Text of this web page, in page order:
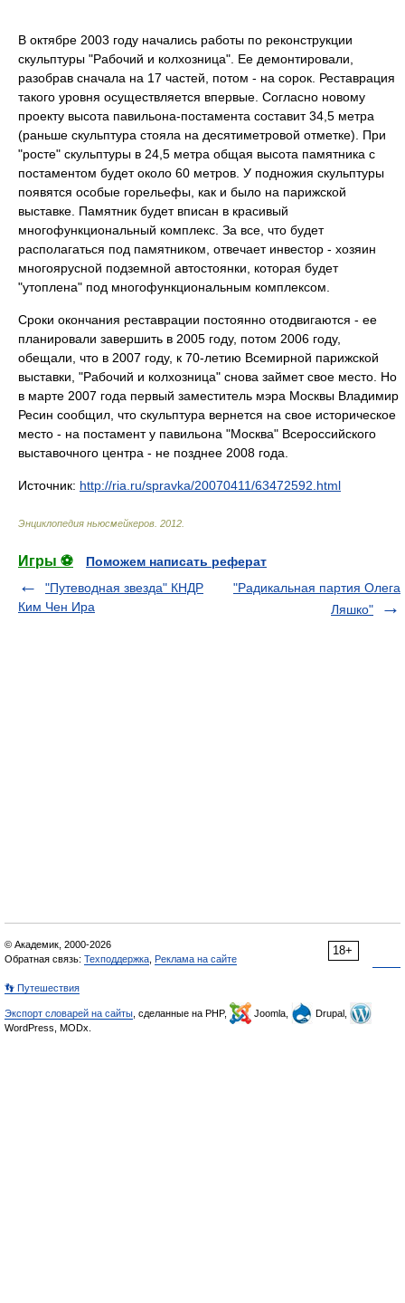
В октябре 2003 году начались работы по реконструкции
скульптуры "Рабочий и колхозница". Ее демонтировали,
разобрав сначала на 17 частей, потом - на сорок. Реставрация
такого уровня осуществляется впервые. Согласно новому
проекту высота павильона-постамента составит 34,5 метра
(раньше скульптура стояла на десятиметровой отметке). При
"росте" скульптуры в 24,5 метра общая высота памятника с
постаментом будет около 60 метров. У подножия скульптуры
появятся особые горельефы, как и было на парижской
выставке. Памятник будет вписан в красивый
многофункциональный комплекс. За все, что будет
располагаться под памятником, отвечает инвестор - хозяин
многоярусной подземной автостоянки, которая будет
"утоплена" под многофункциональным комплексом.
Сроки окончания реставрации постоянно отодвигаются - ее
планировали завершить в 2005 году, потом 2006 году,
обещали, что в 2007 году, к 70-летию Всемирной парижской
выставки, "Рабочий и колхозница" снова займет свое место. Но
в марте 2007 года первый заместитель мэра Москвы Владимир
Ресин сообщил, что скульптура вернется на свое историческое
место - на постамент у павильона "Москва" Всероссийского
выставочного центра - не позднее 2008 года.
Источник: http://ria.ru/spravka/20070411/63472592.html
Энциклопедия ньюсмейкеров 2012
Игры ⚽
Поможем написать реферат
"Путеводная звезда" КНДР
Ким Чен Ира
"Радикальная партия Олега
Ляшко"
18+
© Академик, 2000-2026
Обратная связь: Техподдержка Реклама на сайте
👣 Путешествия
Экспорт словарей на сайты , сделанные на PHP, Joomla,
Drupal,
WordPress, MODx.